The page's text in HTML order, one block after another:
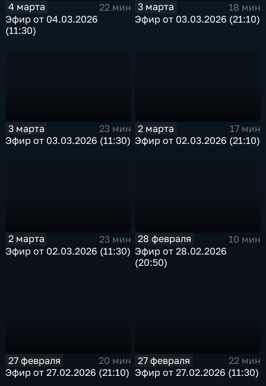
4 марта
22 мин
Эфир от 04.03.2026
(11:30)
3 марта
18 мин
Эфир от 03.03.2026 (21:10)
3 марта
23 мин
Эфир от 03.03.2026 (11:30)
2 марта
17 мин
Эфир от 02.03.2026 (21:10)
2 марта
23 мин
Эфир от 02.03.2026 (11:30)
28 февраля
10 мин
Эфир от 28.02.2026
(20:50)
27 февраля
20 мин
Эфир от 27.02.2026 (21:10)
27 февраля
22 мин
Эфир от 27.02.2026 (11:30)